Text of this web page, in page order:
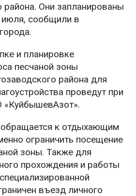
района. Они запланированы
сообщили в
и планировке
песчаной зоны
района для
проведут при
«КуйбышевАзот».
к отдыхающим
ограничить посещение
зоны. Также для
прохождения и работы
въезд личного